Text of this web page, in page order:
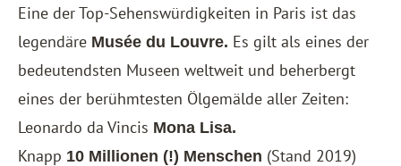
Eine der Top-Sehenswürdigkeiten in Paris ist das
legendäre Musée du Louvre. Es gilt als eines der
bedeutendsten Museen weltweit und beherbergt
eines der berühmtesten Ölgemälde aller Zeiten:
Leonardo da Vincis Mona Lisa.
Knapp 10 Millionen (!) Menschen (Stand 2019)